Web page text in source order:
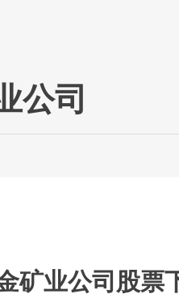
公司
矿业公司股票